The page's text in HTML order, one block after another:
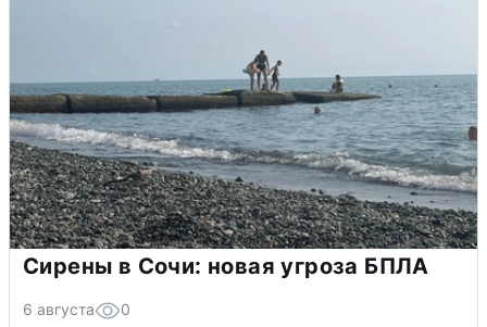
Сирены в Сочи: новая угроза БПЛА
6 августа 0